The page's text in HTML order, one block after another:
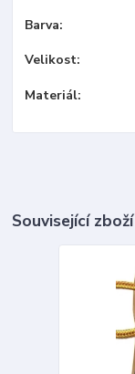
Barva
Velikost
Materiál
Související zboží